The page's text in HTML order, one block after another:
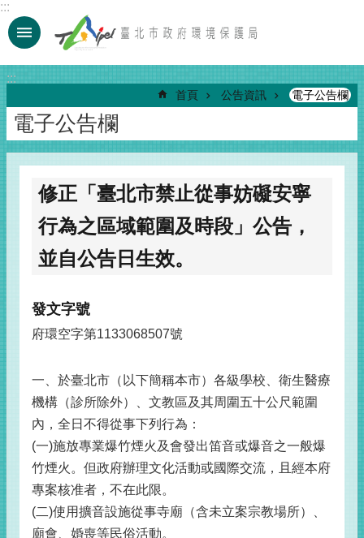
跳到主要內容區塊
:::
:::
首頁 公告資訊 電子公告欄
電子公告欄
修正「臺北市禁止從事妨礙安寧
行為之區域範圍及時段」公告，
並自公告日生效。
發文字號
府環空字第1133068507號
一、於臺北市（以下簡稱本市）各級學校、衛生醫療
機構（診所除外）、文教區及其周圍五十公尺範圍
內，全日不得從事下列行為：
(一)施放專業爆竹煙火及會發出笛音或爆音之一般爆
竹煙火。但政府辦理文化活動或國際交流，且經本府
專案核准者，不在此限。
(二)使用擴音設施從事寺廟（含未立案宗教場所）、
廟會、婚喪等民俗活動。